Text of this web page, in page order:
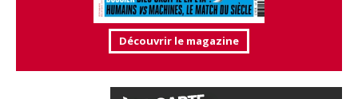
Découvrir le magazine